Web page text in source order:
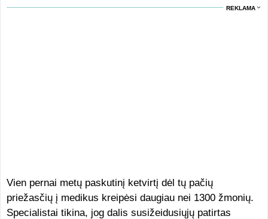
REKLAMA
Vien pernai metų paskutinį ketvirtį dėl tų pačių
priežasčių į medikus kreipėsi daugiau nei 1300 žmonių.
Specialistai tikina, jog dalis susižeidusiųjų patirtas